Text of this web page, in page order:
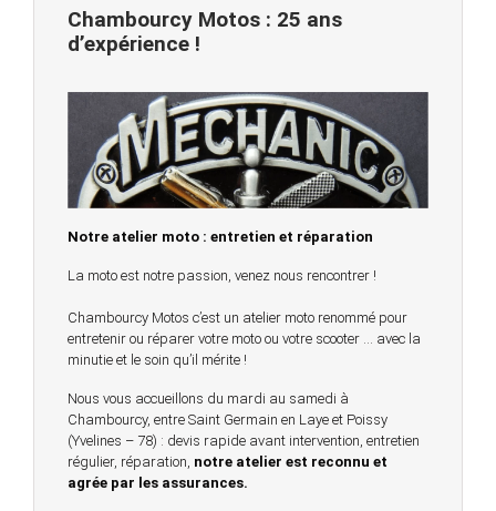
Chambourcy Motos : 25 ans
d’expérience !
Notre atelier moto : entretien et réparation
La moto est notre passion, venez nous rencontrer !
Chambourcy Motos c’est un atelier moto renommé pour
entretenir ou réparer votre moto ou votre scooter … avec la
minutie et le soin qu’il mérite !
Nous vous accueillons du mardi au samedi à
Chambourcy, entre Saint Germain en Laye et Poissy
(Yvelines – 78) : devis rapide avant intervention, entretien
régulier, réparation, notre atelier est reconnu et
agrée par les assurances.